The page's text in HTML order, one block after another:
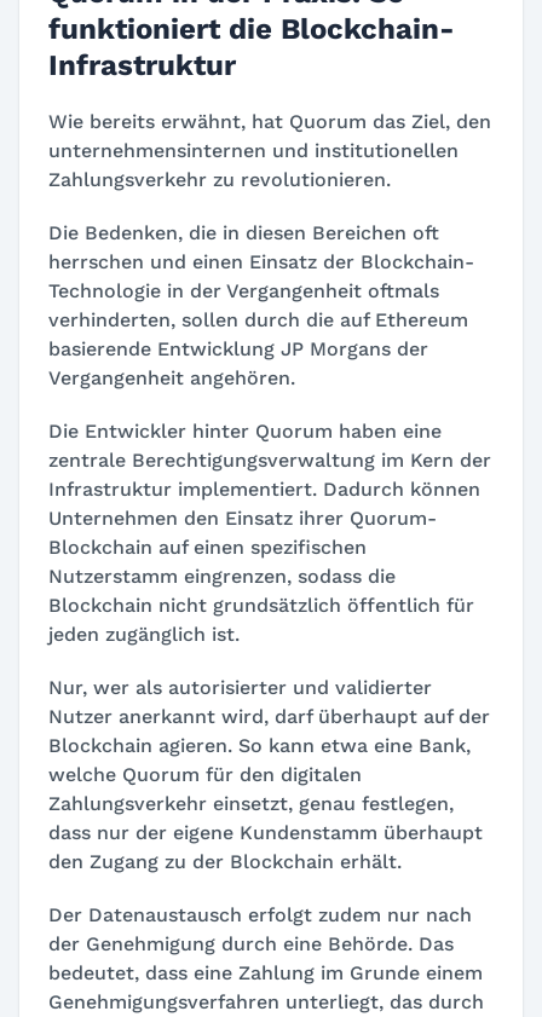
funktioniert die Blockchain-
Infrastruktur
Wie bereits erwähnt, hat Quorum das Ziel, den
unternehmensinternen und institutionellen
Zahlungsverkehr zu revolutionieren.
Die Bedenken, die in diesen Bereichen oft
herrschen und einen Einsatz der Blockchain-
Technologie in der Vergangenheit oftmals
verhinderten, sollen durch die auf Ethereum
basierende Entwicklung JP Morgans der
Vergangenheit angehören.
Die Entwickler hinter Quorum haben eine
zentrale Berechtigungsverwaltung im Kern der
Infrastruktur implementiert. Dadurch können
Unternehmen den Einsatz ihrer Quorum-
Blockchain auf einen spezifischen
Nutzerstamm eingrenzen, sodass die
Blockchain nicht grundsätzlich öffentlich für
jeden zugänglich ist.
Nur, wer als autorisierter und validierter
Nutzer anerkannt wird, darf überhaupt auf der
Blockchain agieren. So kann etwa eine Bank,
welche Quorum für den digitalen
Zahlungsverkehr einsetzt, genau festlegen,
dass nur der eigene Kundenstamm überhaupt
den Zugang zu der Blockchain erhält.
Der Datenaustausch erfolgt zudem nur nach
der Genehmigung durch eine Behörde. Das
bedeutet, dass eine Zahlung im Grunde einem
Genehmigungsverfahren unterliegt, das durch